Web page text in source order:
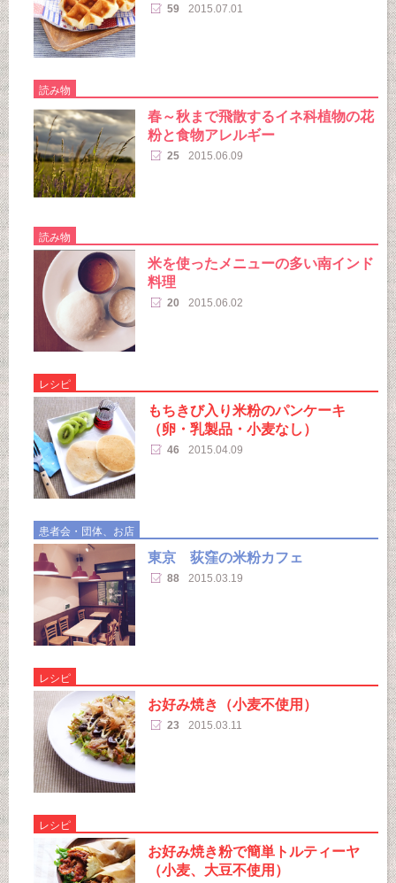
59 2015.07.01
読み物
春～秋まで飛散するイネ科植物の花
粉と食物アレルギー
25 2015.06.09
読み物
米を使ったメニューの多い南インド
料理
20 2015.06.02
レシピ
もちきび入り米粉のパンケーキ
（卵・乳製品・小麦なし）
46 2015.04.09
患者会・団体、お店
東京 荻窪の米粉カフェ
88 2015.03.19
レシピ
お好み焼き（小麦不使用）
23 2015.03.11
レシピ
お好み焼き粉で簡単トルティーヤ
（小麦、大豆不使用）